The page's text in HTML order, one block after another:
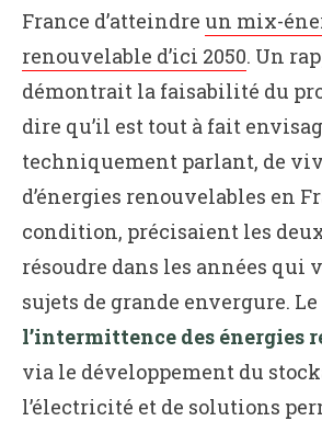
France d’atteindre un mix-
renouvelable d’ici 2050. Un
démontrait la faisabilité du
dire qu’il est tout à fait
techniquement parlant, de
d’énergies renouvelables en
condition, précisaient les
résoudre dans les années qui
sujets de grande envergure. Le
l’intermittence des énergies
via le développement du
l’électricité et de solutions